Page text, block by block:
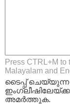
Press CTRL+M to
Malayalam and
ടൈപ്പ്‌ ചെയ്യുന്ന
അമര്‍ത്തുക.